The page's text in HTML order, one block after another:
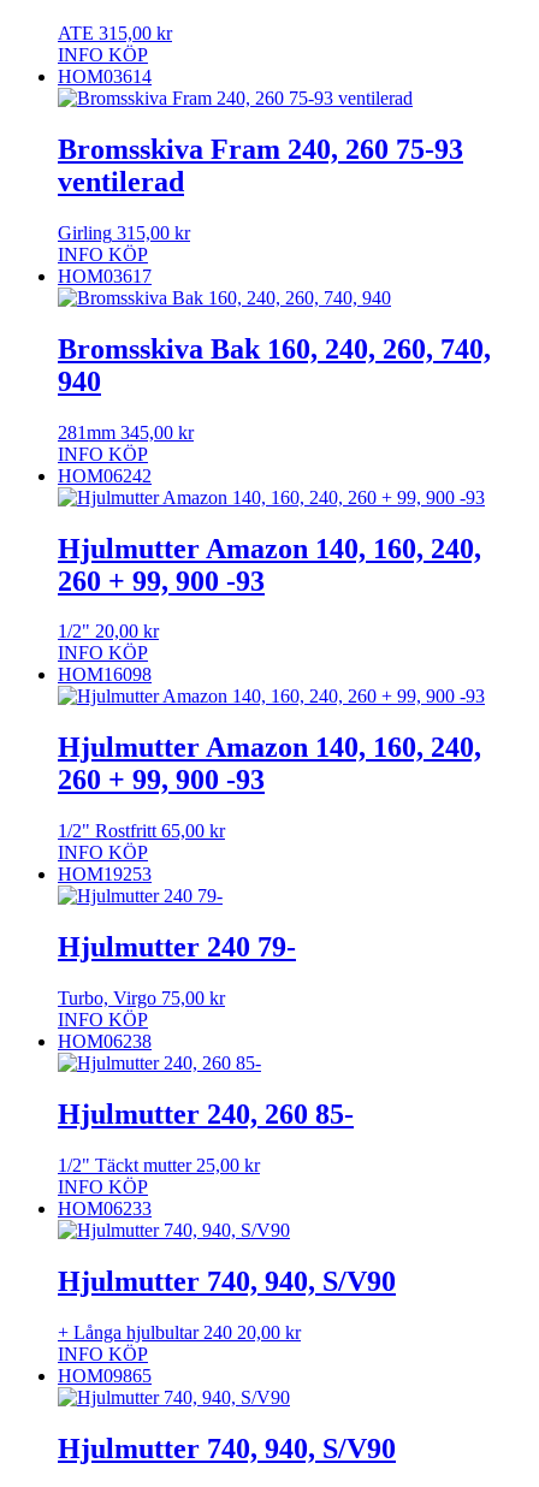
ATE 315,00 kr
INFO KÖP
HOM03614
Bromsskiva Fram 240, 260 75-93
ventilerad
Girling 315,00 kr
INFO KÖP
HOM03617
Bromsskiva Bak 160, 240, 260, 740,
940
281mm 345,00 kr
INFO KÖP
HOM06242
Hjulmutter Amazon 140, 160, 240,
260 + 99, 900 -93
1/2" 20,00 kr
INFO KÖP
HOM16098
Hjulmutter Amazon 140, 160, 240,
260 + 99, 900 -93
1/2" Rostfritt 65,00 kr
INFO KÖP
HOM19253
Hjulmutter 240 79-
Turbo, Virgo 75,00 kr
INFO KÖP
HOM06238
Hjulmutter 240, 260 85-
1/2" Täckt mutter 25,00 kr
INFO KÖP
HOM06233
Hjulmutter 740, 940, S/V90
+ Långa hjulbultar 240 20,00 kr
INFO KÖP
HOM09865
Hjulmutter 740, 940, S/V90